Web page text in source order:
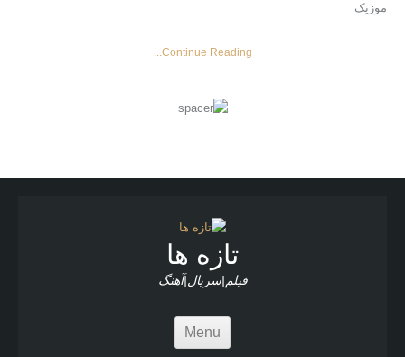
موزیک
Continue Reading...
تازه ها
فیلم|سریال|آهنگ
Menu